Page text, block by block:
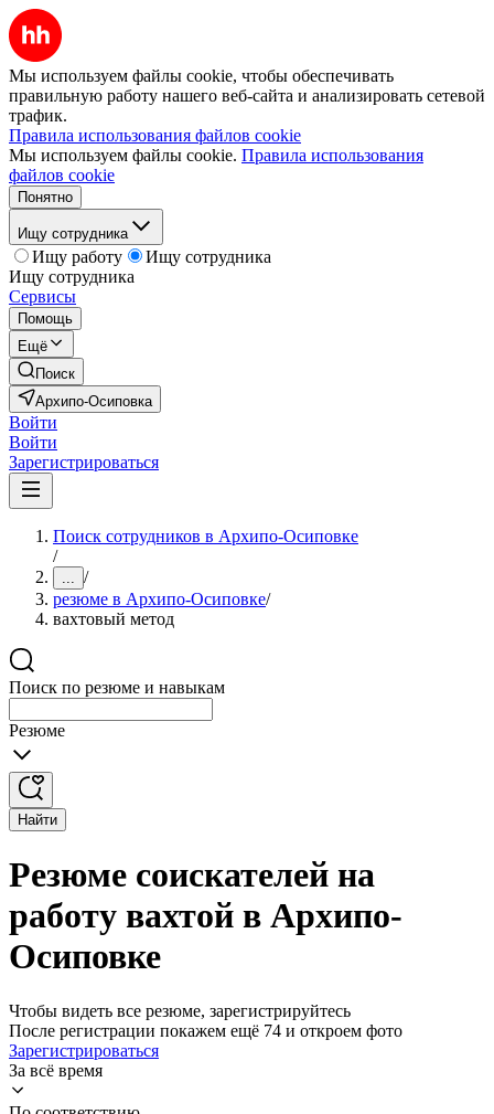
Мы используем файлы cookie, чтобы обеспечивать
правильную работу нашего веб-сайта и анализировать сетевой
трафик.
Правила использования файлов cookie
Мы используем файлы cookie. Правила использования
файлов cookie
Понятно
Ищу сотрудника
Ищу работу
Ищу сотрудника
Ищу сотрудника
Сервисы
Помощь
Ещё
Поиск
Архипо-Осиповка
Войти
Войти
Зарегистрироваться
Поиск сотрудников в Архипо-Осиповке
/
... /
резюме в Архипо-Осиповке/
вахтовый метод
Поиск по резюме и навыкам
Резюме
Найти
Резюме соискателей на
работу вахтой в Архипо-
Осиповке
Чтобы видеть все резюме, зарегистрируйтесь
После регистрации покажем ещё 74 и откроем фото
Зарегистрироваться
За всё время